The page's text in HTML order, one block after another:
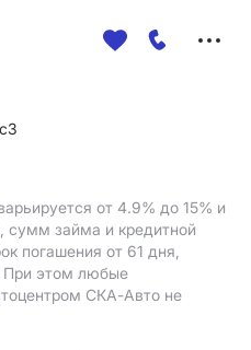
от 4.9% до 15% и
сумм займа и кредитной
погашения от 61 дня,
При этом любые
СКА-Авто не